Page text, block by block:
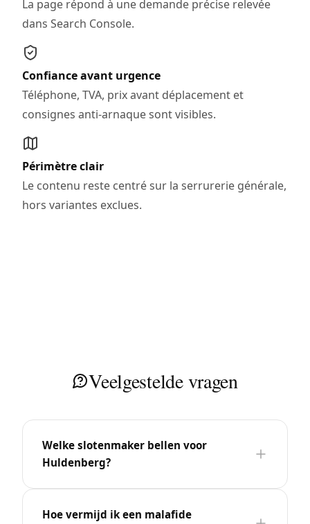
La page répond à une demande précise relevée
dans Search Console.
Confiance avant urgence
Téléphone, TVA, prix avant déplacement et
consignes anti-arnaque sont visibles.
Périmètre clair
Le contenu reste centré sur la serrurerie générale,
hors variantes exclues.
Veelgestelde vragen
Welke slotenmaker bellen voor
Huldenberg?
Hoe vermijd ik een malafide